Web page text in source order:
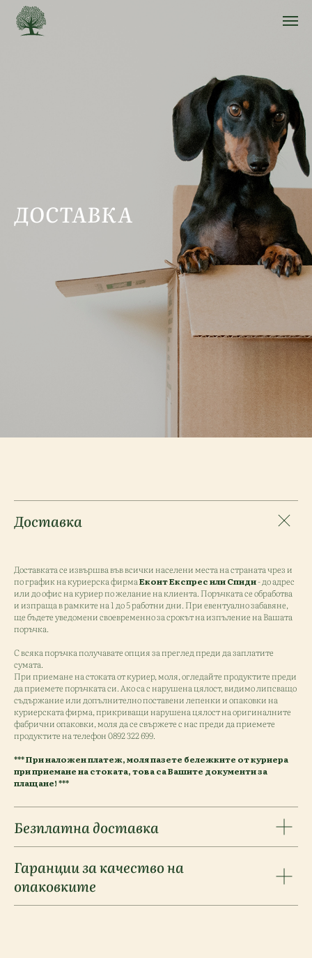
ДОСТАВКА
Доставка
Доставката се извършва във всички населени места на страната чрез и
по график на куриерска фирмаЕконт Експрес или Спиди- до адрес
или до офис на куриер по желание на клиента. Поръчката се обработва
и изпраща в рамките на 1 до 5 работни дни. При евентуално забавяне,
ще бъдете уведомени своевременно за срокът на изпъление на Вашата
поръчка.
С всяка поръчка получавате опция за преглед преди да заплатите
сумата.
При приемане на стоката от куриер, моля, огледайте продуктите преди
да приемете поръчката си. Ако са с нарушена цялост, видимо липсващо
съдържание или допълнително поставени лепенки и опаковки на
куриерската фирма, прикриващи нарушена цялост на оригиналните
фабрични опаковки, моля да се свържете с нас преди да приемете
продуктите на телефон0892 322 699.
*** При наложен платеж, моля пазете бележките от куриера
при приемане на стоката, това са Вашите документи за
плащане! ***
Безплатна доставка
Гаранции за качество на
опаковките